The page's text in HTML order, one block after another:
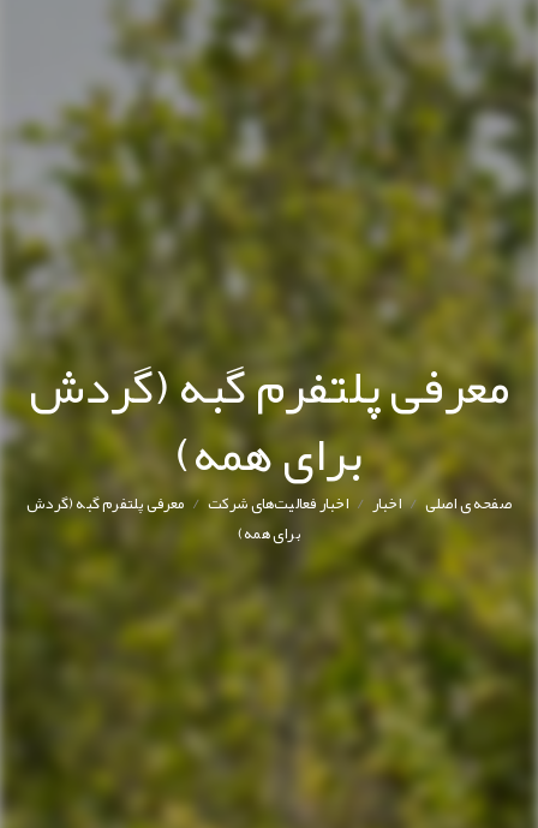
معرفی پلتفرم گبه (گردش
برای همه)
صفحه ی اصلی/اخبار/ اخبار فعالیت‌های شرکت/ معرفی پلتفرم گبه (گردش
برای همه)